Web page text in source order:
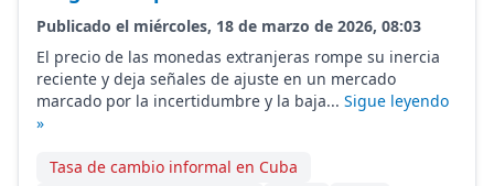
Publicado el miércoles, 18 de marzo de 2026, 08:03
El precio de las monedas extranjeras rompe su inercia
reciente y deja señales de ajuste en un mercado
marcado por la incertidumbre y la baja... Sigue leyendo
»
Tasa de cambio informal en Cuba